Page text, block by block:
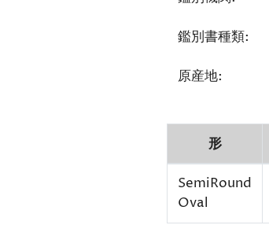
鑑別書種類:
原産地:
形
SemiRound
Oval